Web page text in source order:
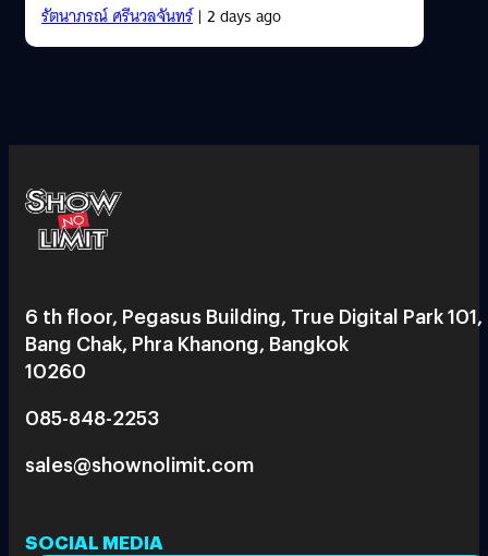
รัตนาภรณ์ ศรีนวลจันทร์| 2 days ago
6 th floor, Pegasus Building, True Digital Park 101,
Bang Chak, Phra Khanong, Bangkok
10260
085-848-2253
sales@shownolimit.com
SOCIAL MEDIA